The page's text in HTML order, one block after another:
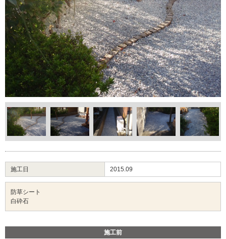
施工日 2015.09
防草シート
白砕石
施工前